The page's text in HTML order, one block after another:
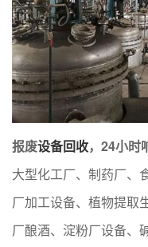
报废设备回收，24小时
大型化工厂、制药厂、
厂加工设备、植物提取
厂酿酒、淀粉厂设备、